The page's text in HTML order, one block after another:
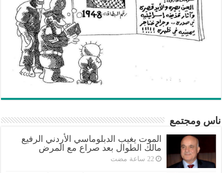
ناس ومجتمع
الموت يغيب الدبلوماسي الأردني الرفيع
مالك الطوال بعد صراع مع المرض